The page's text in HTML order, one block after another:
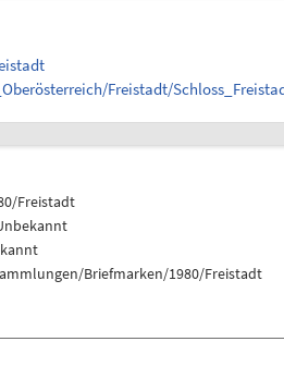
Freistadt/
Freistadt
Briefmarken/1980/Freistadt